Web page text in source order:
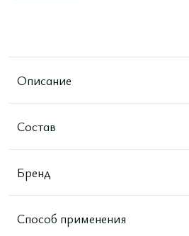
Описание
Состав
Бренд
Способ применения